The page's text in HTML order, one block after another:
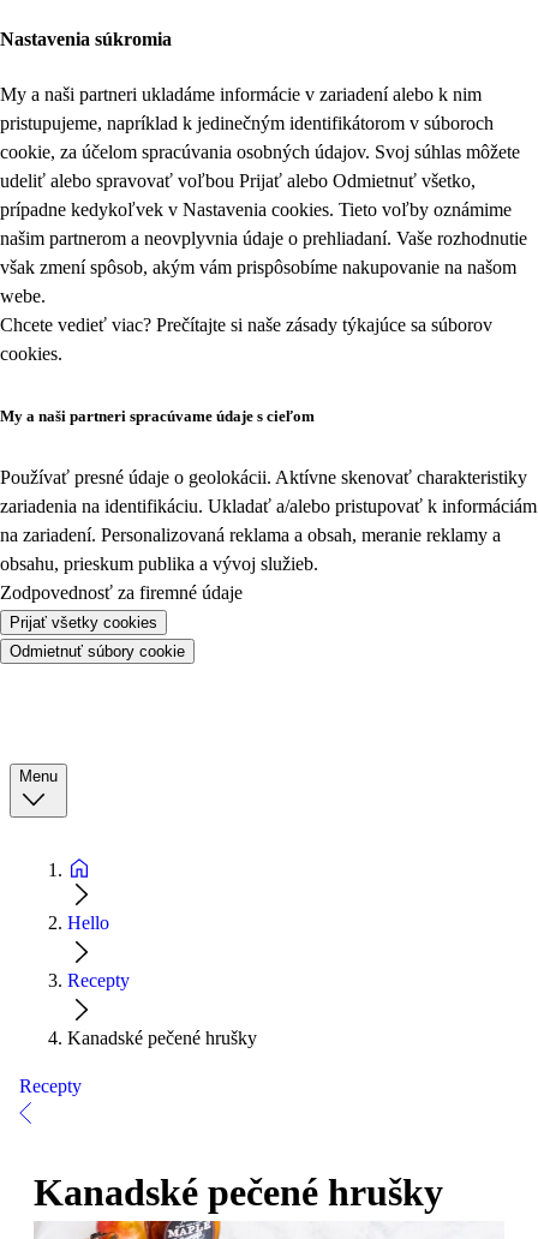
Nastavenia súkromia
My a naši partneri ukladáme informácie v zariadení alebo k nim
pristupujeme, napríklad k jedinečným identifikátorom v súboroch
cookie, za účelom spracúvania osobných údajov. Svoj súhlas môžete
udeliť alebo spravovať voľbou Prijať alebo Odmietnuť všetko,
prípadne kedykoľvek v Nastavenia cookies. Tieto voľby oznámime
našim partnerom a neovplyvnia údaje o prehliadaní. Vaše rozhodnutie
však zmení spôsob, akým vám prispôsobíme nakupovanie na našom
webe.
Chcete vedieť viac? Prečítajte si naše zásady týkajúce sa súborov
cookies.
My a naši partneri spracúvame údaje s cieľom
Používať presné údaje o geolokácii. Aktívne skenovať charakteristiky
zariadenia na identifikáciu. Ukladať a/alebo pristupovať k informáciám
na zariadení. Personalizovaná reklama a obsah, meranie reklamy a
obsahu, prieskum publika a vývoj služieb.
Zodpovednosť za firemné údaje
Prijať všetky cookies
Odmietnuť súbory cookie
Menu
Hello
Recepty
Kanadské pečené hrušky
Recepty
Kanadské pečené hrušky